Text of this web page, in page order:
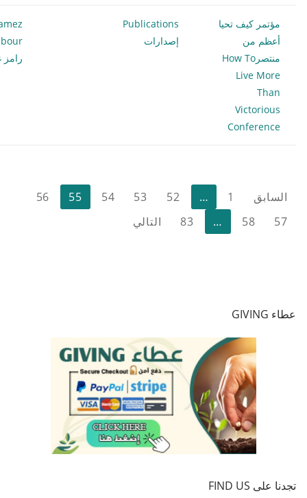
مؤتمر كيف تحيا
أعظم من
منتصرHow To
Live More
Than
Victorious
Conference
Publications
إصدارات
رامز
تعدد
صفحات
السابق 1
…
52
53
54
55
56
57
58
…
83 التالي
عطاء GIVING
تجدنا على FIND US